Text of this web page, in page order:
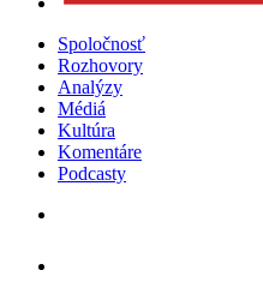
Spoločnosť
Rozhovory
Analýzy
Médiá
Kultúra
Komentáre
Podcasty